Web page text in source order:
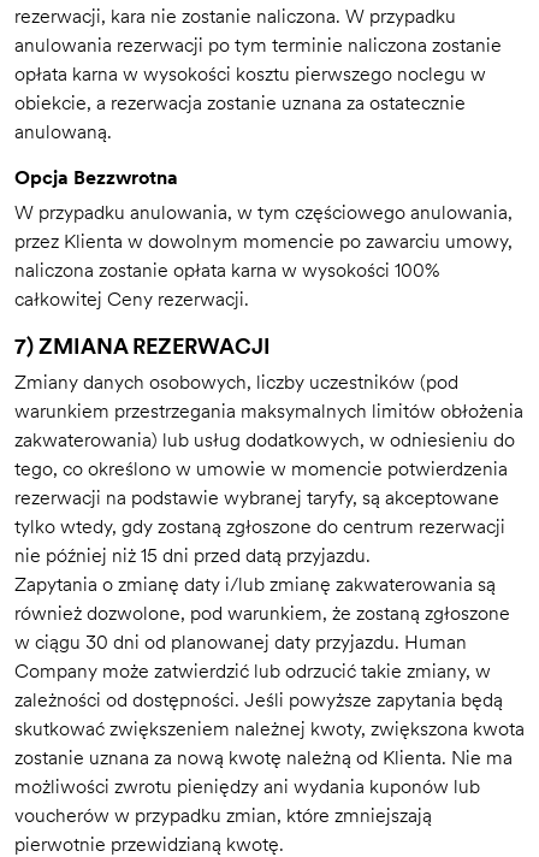
rezerwacji, kara nie zostanie naliczona. W przypadku
anulowania rezerwacji po tym terminie naliczona zostanie
opłata karna w wysokości kosztu pierwszego noclegu w
obiekcie, a rezerwacja zostanie uznana za ostatecznie
anulowaną.
Opcja Bezzwrotna
W przypadku anulowania, w tym częściowego anulowania,
przez Klienta w dowolnym momencie po zawarciu umowy,
naliczona zostanie opłata karna w wysokości 100%
całkowitej Ceny rezerwacji.
7) ZMIANA REZERWACJI
Zmiany danych osobowych, liczby uczestników (pod
warunkiem przestrzegania maksymalnych limitów obłożenia
zakwaterowania) lub usług dodatkowych, w odniesieniu do
tego, co określono w umowie w momencie potwierdzenia
rezerwacji na podstawie wybranej taryfy, są akceptowane
tylko wtedy, gdy zostaną zgłoszone do centrum rezerwacji
nie później niż 15 dni przed datą przyjazdu.
Zapytania o zmianę daty i/lub zmianę zakwaterowania są
również dozwolone, pod warunkiem, że zostaną zgłoszone
w ciągu 30 dni od planowanej daty przyjazdu. Human
Company może zatwierdzić lub odrzucić takie zmiany, w
zależności od dostępności. Jeśli powyższe zapytania będą
skutkować zwiększeniem należnej kwoty, zwiększona kwota
zostanie uznana za nową kwotę należną od Klienta. Nie ma
możliwości zwrotu pieniędzy ani wydania kuponów lub
voucherów w przypadku zmian, które zmniejszają
pierwotnie przewidzianą kwotę.